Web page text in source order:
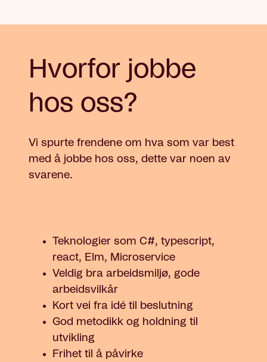
Hvorfor jobbe
hos oss?
Vi spurte frendene om hva som var best
med å jobbe hos oss, dette var noen av
svarene.
Teknologier som C#, typescript,
react, Elm, Microservice
Veldig bra arbeidsmiljø, gode
arbeidsvilkår
Kort vei fra idé til beslutning
God metodikk og holdning til
utvikling
Frihet til å påvirke